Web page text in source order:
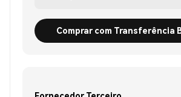
Comprar com Transferência